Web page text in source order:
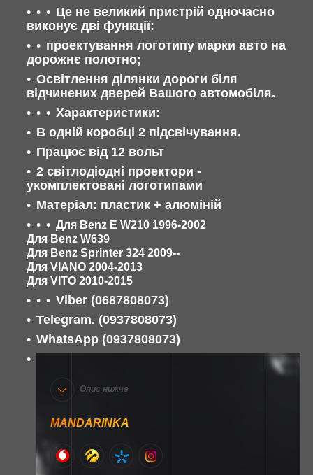
Це не великий пристрій одночасно
виконує дві функції:
проектування логотипу марки авто на
дорожнє полотно;
Освітлення ділянки дороги біля
відчинених дверей Вашого автомобіля.
Характеристики:
В одній коробці 2 підсвічування.
Працює від 12 вольт
2 світлодіодні проектори -
укомплектовані логотипами
Матеріал: пластик + алюміній
Для Benz E W210 1996-2002
Для Benz W639
Для Benz Sprinter 324 2009--
Для VIANO 2004-2013
Для VITO 2010-2015
Viber (0687808073)
Telegram. (0937808073)
WhatsApp (0937808073)
Опис нижче
MANDARINKA